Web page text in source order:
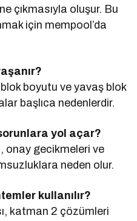
çıkmasıyla oluşur. Bu
için mempool’da
boyutu ve yavaş blok
başlıca nedenlerdir.
sorunlara yol açar?
onay gecikmeleri ve
neden olur.
kullanılır?
katman 2 çözümleri